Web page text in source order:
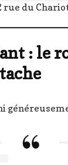
du Chariot
: le